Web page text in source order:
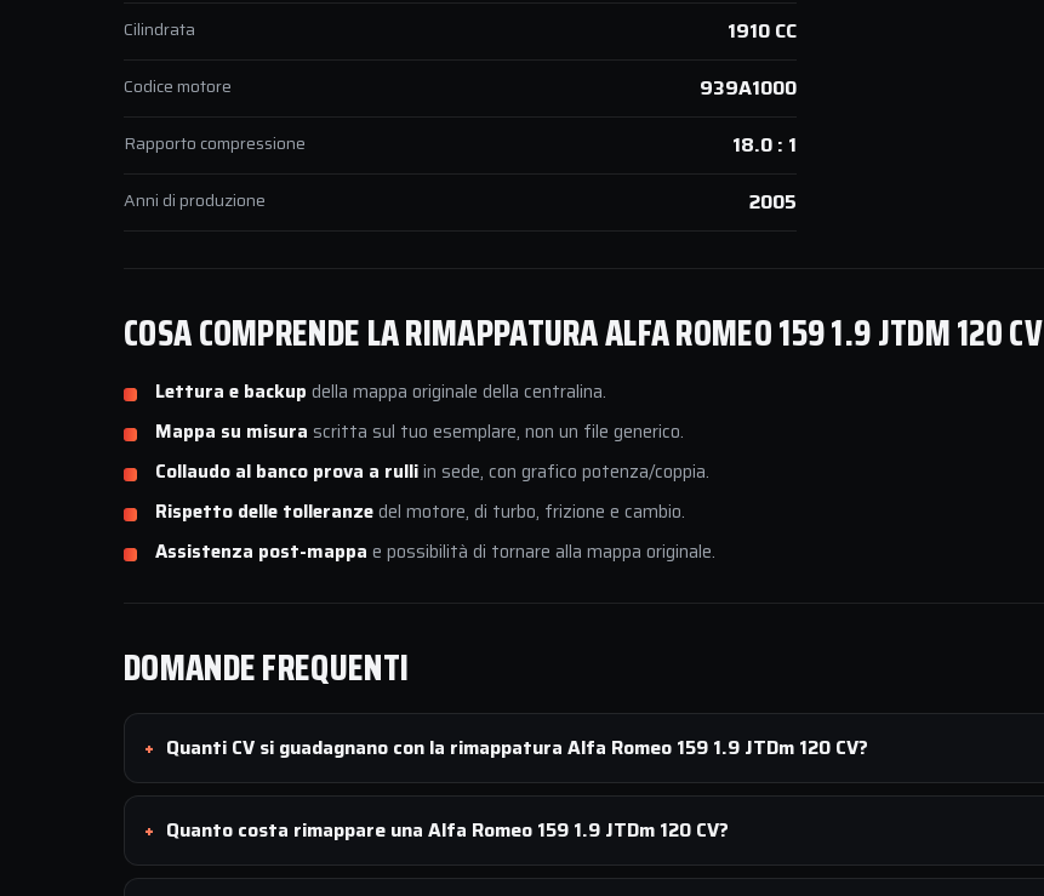
Cilindrata 1910 CC
Codice motore 939A1000
Rapporto compressione 18.0 : 1
Anni di produzione 2005
COSA COMPRENDE LA RIMAPPATURA ALFA ROMEO 159 1.9 JTDM 120 CV
Lettura e backup della mappa originale della centralina.
Mappa su misura scritta sul tuo esemplare, non un file generico.
Collaudo al banco prova a rulliin sede, con grafico potenza/coppia.
Rispetto delle tolleranzedel motore, di turbo, frizione e cambio.
Assistenza post-mappa e possibilità di tornare alla mappa originale.
DOMANDE FREQUENTI
Quanti CV si guadagnano con la rimappatura Alfa Romeo 159 1.9 JTDm 120 CV?
Quanto costa rimappare una Alfa Romeo 159 1.9 JTDm 120 CV?